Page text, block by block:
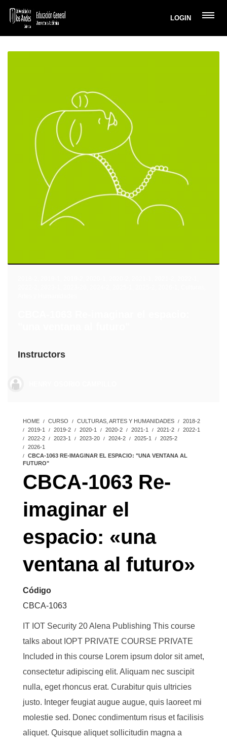
LOGIN
Instructors
HOME CURSO CULTURAS, ARTES Y HUMANIDADES
2018-2
2019-1
2019-2 2020-1 2020-2 2021-1 2021-2
2022-1
2022-2
2023-1 2023-20 2024-2 2025-1
2025-2
2026-1
CBCA-1063 RE-IMAGINAR EL ESPACIO: "UNA VENTANA AL
FUTURO"
CBCA-1063 Re-
imaginar el
espacio: «una
ventana al futuro»
Código
CBCA-1063
IT IOT Security 20 Alena Publishing This course
talks about IOPT PRIVATE COURSE PRIVATE
Included in this course Lorem ipsum dolor sit amet,
consectetur adipiscing elit. Aliquam nec suscipit
nulla, eget rhoncus erat. Curabitur quis ultricies
justo. Integer feugiat augue augue, quis laoreet mi
molestie sed. Donec condimentum risus et facilisis
aliquet. Quisque aliquet sollicitudin magna a